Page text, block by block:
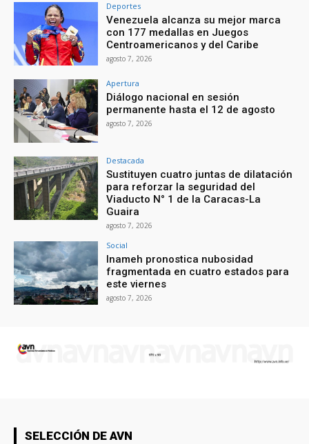
Deportes
Venezuela alcanza su mejor marca
con 177 medallas en Juegos
Centroamericanos y del Caribe
agosto 7, 2026
Apertura
Diálogo nacional en sesión
permanente hasta el 12 de agosto
agosto 7, 2026
Destacada
Sustituyen cuatro juntas de dilatación
para reforzar la seguridad del
Viaducto N° 1 de la Caracas-La
Guaira
agosto 7, 2026
Social
Inameh pronostica nubosidad
fragmentada en cuatro estados para
este viernes
agosto 7, 2026
SELECCIÓN DE AVN